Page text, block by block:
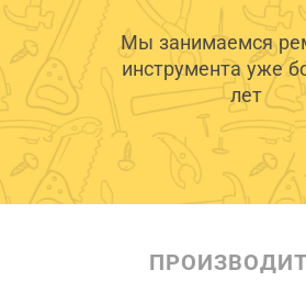
Мы занимаемся
инструмента уже
лет